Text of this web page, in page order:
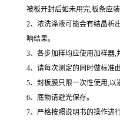
被板开封后如未用完,板条应装
2、浓洗涤液可能会有结晶析
响结果。
3、各步加样均应使用加样器,
4、请每次测定的同时做标准
5、封板膜只限一次性使用,以
6、底物请避光保存。
7、严格按照说明书的操作进